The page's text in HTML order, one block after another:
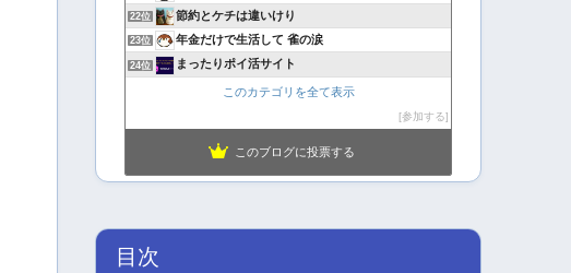
22位 節約とケチは違いけり
23位 年金だけで生活して 雀の涙
24位 まったりポイ活サイト
このカテゴリを全て表示
参加する
このブログに投票する
目次